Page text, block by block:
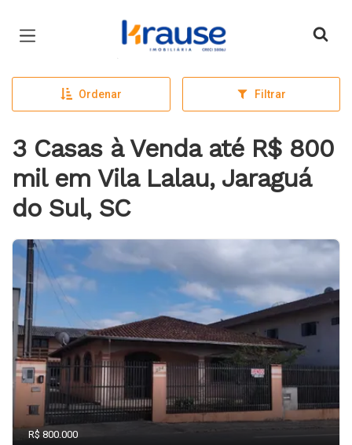
Página inicial
Ordenar Filtrar
3 Casas à Venda até R$ 800
mil em Vila Lalau, Jaraguá
do Sul, SC
R$ 800.000